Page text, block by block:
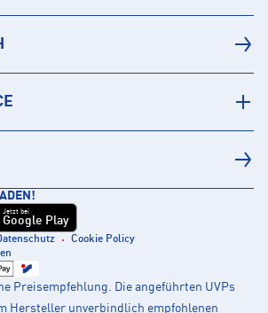
Jetzt bei
Google Play
Cookie Policy
Preisempfehlung. Die angeführten UVPs
Hersteller unverbindlich empfohlenen